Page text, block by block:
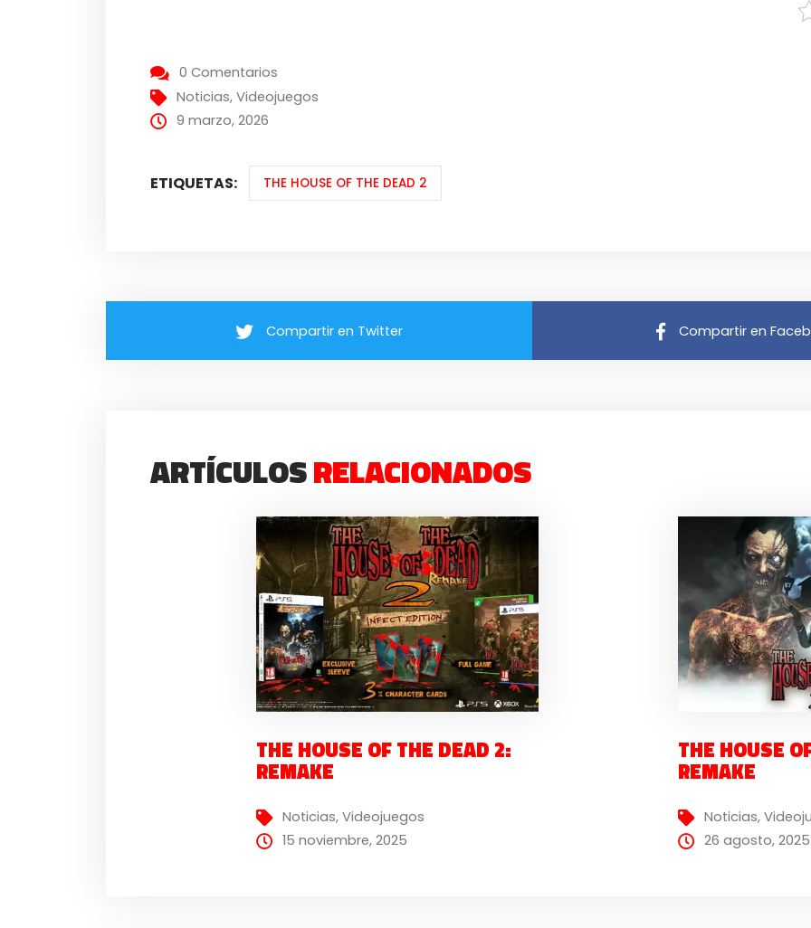
0 Comentarios
Noticias,Videojuegos
9 marzo, 2026
ETIQUETAS: THE HOUSE OF THE DEAD 2
Compartir en Twitter Compartir en
ARTÍCULOSRELACIONADOS
THE HOUSE OF THE DEAD 2:
REMAKE
Noticias, Videojuegos
15 noviembre, 2025
THE HOUSE
REMAKE
Noticias,
26 agosto, 2025